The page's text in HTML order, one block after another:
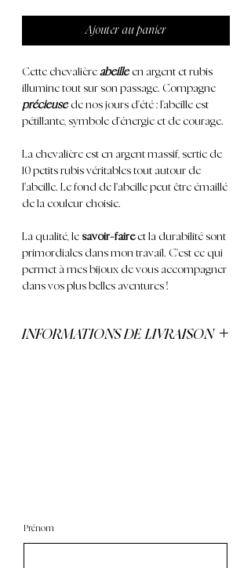
Ajouter au panier
Cette chevalière abeilleen argent et rubis
illumine tout sur son passage. Compagne
précieusede nos jours d’été ; l’abeille est
pétillante, symbole d’énergie et de courage.
La chevalière est en argent massif, sertie de
10 petits rubis véritables tout autour de
l'abeille. Le fond de l'abeille peut être émaillé
de la couleur choisie.
La qualité, le savoir-faireet la durabilité sont
primordiales dans mon travail. C’est ce qui
permet à mes bijoux de vous accompagner
dans vos plus belles aventures !
INFORMATIONS DE LIVRAISON
Prénom